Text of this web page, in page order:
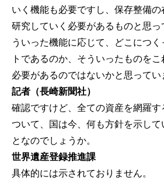
いく機能も必要ですし、保存整備の
研究していく必要があるものと思
ういった機能に応じて、どこにつ
トであるのか、そういったものをこ
必要があるのではないかと思ってい
記者（長崎新聞社）
確認ですけど、全ての資産を網羅す
ついて、国は今、何も方針を示して
となのでしょうか。
世界遺産登録推進課
具体的には示されておりません。